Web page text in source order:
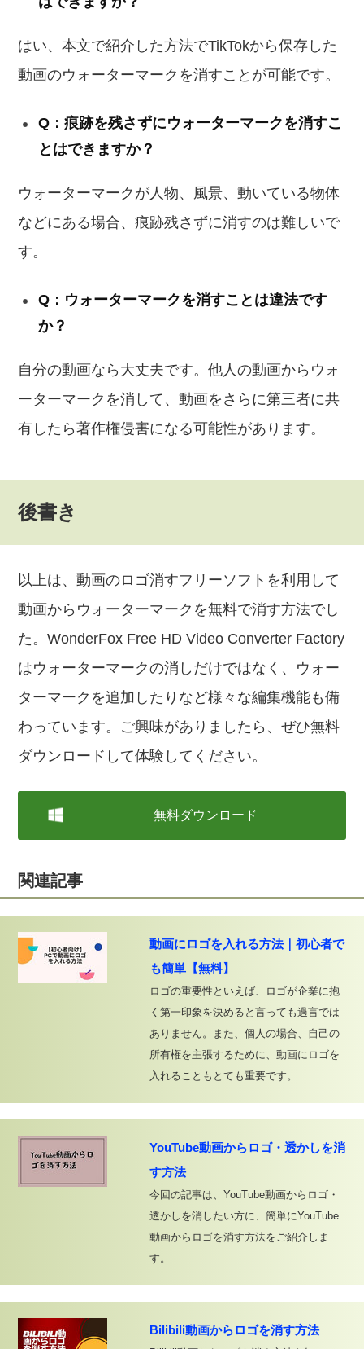
はい、本文で紹介した方法でTikTokから保存した
動画のウォーターマークを消すことが可能です。
Q：痕跡を残さずにウォーターマークを消すこ
とはできますか？
ウォーターマークが人物、風景、動いている物体
などにある場合、痕跡残さずに消すのは難しいで
す。
Q：ウォーターマークを消すことは違法です
か？
自分の動画なら大丈夫です。他人の動画からウォ
ーターマークを消して、動画をさらに第三者に共
有したら著作権侵害になる可能性があります。
後書き
以上は、動画のロゴ消すフリーソフトを利用して
動画からウォーターマークを無料で消す方法でし
た。WonderFox Free HD Video Converter Factory
はウォーターマークの消しだけではなく、ウォー
ターマークを追加したりなど様々な編集機能も備
わっています。ご興味がありましたら、ぜひ無料
ダウンロードして体験してください。
無料ダウンロード
関連記事
動画にロゴを入れる方法｜初心者で
も簡単【無料】
ロゴの重要性といえば、ロゴが企業に抱
く第一印象を決めると言っても過言では
ありません。また、個人の場合、自己の
所有権を主張するために、動画にロゴを
入れることもとても重要です。
YouTube動画からロゴ・透かしを消
す方法
今回の記事は、YouTube動画からロゴ・
透かしを消したい方に、簡単にYouTube
動画からロゴを消す方法をご紹介しま
す。
Bilibili動画からロゴを消す方法